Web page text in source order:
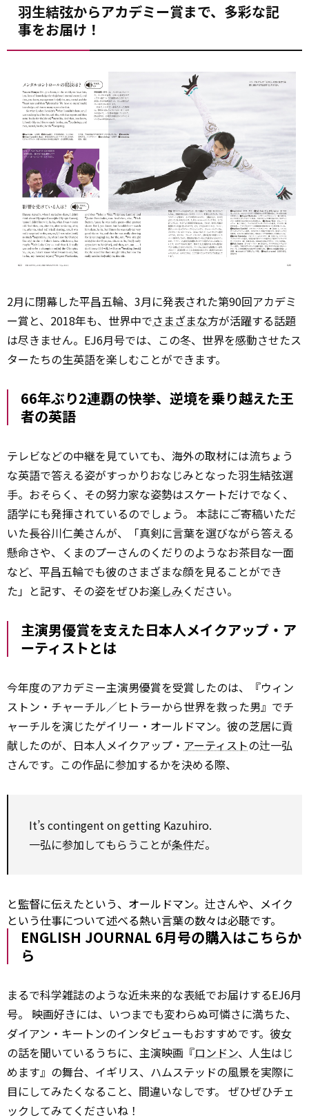
羽生結弦からアカデミー賞まで、多彩な記
事をお届け！
2月に閉幕した平昌五輪、3月に発表された第90回アカデミ
ー賞と、2018年も、世界中でさまざまな方が活躍する話題
は尽きません。EJ6月号では、この冬、世界を感動させたス
ターたちの生英語を楽しむことができます。
66年ぶり2連覇の快挙、逆境を乗り越えた王
者の英語
テレビなどの中継を見ていても、海外の取材には流ちょう
な英語で答える姿がすっかりおなじみとなった羽生結弦選
手。おそらく、その努力家な姿勢はスケートだけでなく、
語学にも発揮されているのでしょう。 本誌にご寄稿いただ
いた長谷川仁美さんが、「真剣に言葉を選びながら答える
懸命さや、くまのプーさんのくだりのようなお茶目な一面
など、平昌五輪でも彼のさまざまな顔を見ることができ
た」と記す、その姿をぜひお楽しみください。
主演男優賞を支えた日本人メイクアップ・ア
ーティストとは
今年度のアカデミー主演男優賞を受賞したのは、『ウィン
ストン・チャーチル／ヒトラーから世界を救った男』でチ
ャーチルを演じたゲイリー・オールドマン。彼の芝居に貢
献したのが、日本人メイクアップ・ アーティストの辻一弘
さんです。この作品に参加するかを決める際、
It’s contingentongetting Kazuhiro.
一弘に参加してもらうことが条件だ。
と監督に伝えたという、オールドマン。辻さんや、メイク
という仕事について述べる熱い言葉の数々は必聴です。
ENGLISH JOURNAL 6月号の購入はこちらか
ら
まるで科学雑誌のような近未来的な表紙でお届けするEJ6月
号。 映画好きには、いつまでも変わらぬ可憐さに満ちた、
ダイアン・キートンのインタビューもおすすめです。彼女
の話を聞いているうちに、主演映画『ロンドン、人生はじ
めます』の舞台、イギリス、ハムステッドの風景を実際に
目にしてみたくなること、間違いなしです。 ぜひぜひチェ
ックしてみてくださいね！